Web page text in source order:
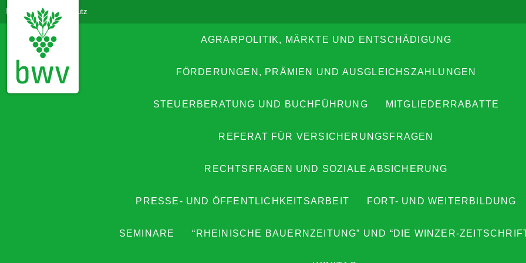
ImpressumDatenschutz
AGRARPOLITIK, MÄRKTE UND ENTSCHÄDIGUNG
FÖRDERUNGEN, PRÄMIEN UND AUSGLEICHSZAHLUNGEN
STEUERBERATUNG UND BUCHFÜHRUNG MITGLIEDERRABATTE
REFERAT FÜR VERSICHERUNGSFRAGEN
RECHTSFRAGEN UND SOZIALE ABSICHERUNG
PRESSE- UND ÖFFENTLICHKEITSARBEIT FORT- UND WEITERBILDUNG
SEMINARE “RHEINISCHE BAUERNZEITUNG” UND “DIE WINZER-